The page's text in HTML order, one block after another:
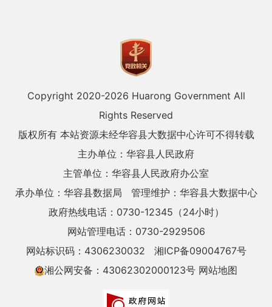
Copyright 2020-2026 Huarong Government All
Rights Reserved
版权所有 本站资源未经华容县大数据中心许可不得转载
主办单位：华容县人民政府
主管单位：华容县人民政府办公室
承办单位：华容县数据局
管理维护：华容县大数据中心
政府热线电话：0730-12345（24小时）
网站管理电话：0730-2929506
网站标识码：4306230032
湘ICP备09004767号
湘公网安备：43062302000123号 网站地图